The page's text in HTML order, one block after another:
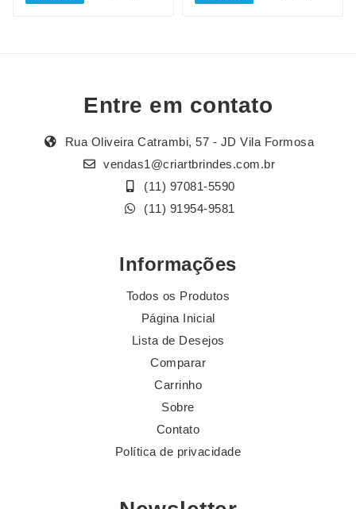
Entre em contato
Rua Oliveira Catrambi, 57 - JD Vila Formosa
vendas1@criartbrindes.com.br
(11) 97081-5590
(11) 91954-9581
Informações
Todos os Produtos
Página Inicial
Lista de Desejos
Comparar
Carrinho
Sobre
Contato
Política de privacidade